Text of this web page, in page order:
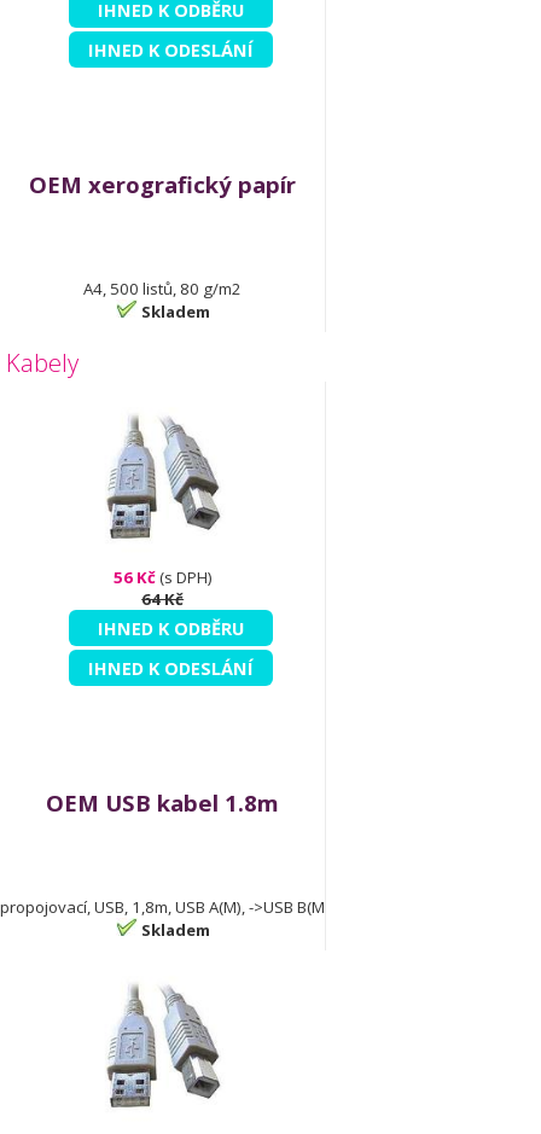
IHNED K ODBĚRU
IHNED K ODESLÁNÍ
OEM xerografický papír
A4, 500 listů, 80 g/m2
Skladem
Kabely
56 Kč(s DPH)
64 Kč
IHNED K ODBĚRU
IHNED K ODESLÁNÍ
OEM USB kabel 1.8m
propojovací, USB, 1,8m, USB A(M), ->USB B(M
Skladem